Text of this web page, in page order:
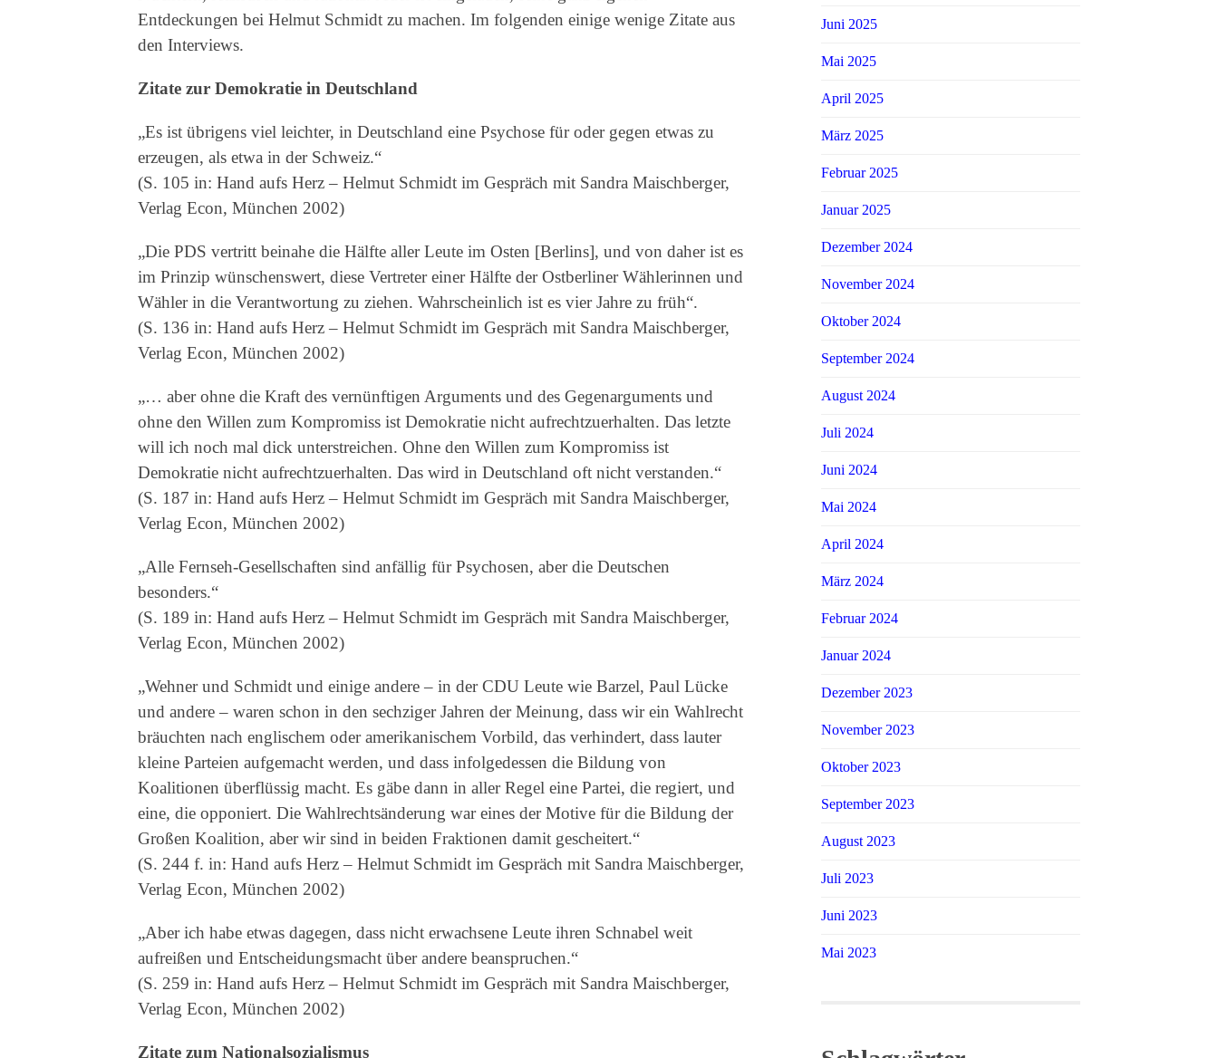
Entdeckungen bei Helmut Schmidt zu machen. Im folgenden einige wenige Zitate aus
den Interviews.
Zitate zur Demokratie in Deutschland
„Es ist übrigens viel leichter, in Deutschland eine Psychose für oder gegen etwas zu
erzeugen, als etwa in der Schweiz.“
(S. 105 in: Hand aufs Herz – Helmut Schmidt im Gespräch mit Sandra Maischberger,
Verlag Econ, München 2002)
„Die PDS vertritt beinahe die Hälfte aller Leute im Osten [Berlins], und von daher ist es
im Prinzip wünschenswert, diese Vertreter einer Hälfte der Ostberliner Wählerinnen und
Wähler in die Verantwortung zu ziehen. Wahrscheinlich ist es vier Jahre zu früh“.
(S. 136 in: Hand aufs Herz – Helmut Schmidt im Gespräch mit Sandra Maischberger,
Verlag Econ, München 2002)
„… aber ohne die Kraft des vernünftigen Arguments und des Gegenarguments und
ohne den Willen zum Kompromiss ist Demokratie nicht aufrechtzuerhalten. Das letzte
will ich noch mal dick unterstreichen. Ohne den Willen zum Kompromiss ist
Demokratie nicht aufrechtzuerhalten. Das wird in Deutschland oft nicht verstanden.“
(S. 187 in: Hand aufs Herz – Helmut Schmidt im Gespräch mit Sandra Maischberger,
Verlag Econ, München 2002)
„Alle Fernseh-Gesellschaften sind anfällig für Psychosen, aber die Deutschen
besonders.“
(S. 189 in: Hand aufs Herz – Helmut Schmidt im Gespräch mit Sandra Maischberger,
Verlag Econ, München 2002)
„Wehner und Schmidt und einige andere – in der CDU Leute wie Barzel, Paul Lücke
und andere – waren schon in den sechziger Jahren der Meinung, dass wir ein Wahlrecht
bräuchten nach englischem oder amerikanischem Vorbild, das verhindert, dass lauter
kleine Parteien aufgemacht werden, und dass infolgedessen die Bildung von
Koalitionen überflüssig macht. Es gäbe dann in aller Regel eine Partei, die regiert, und
eine, die opponiert. Die Wahlrechtsänderung war eines der Motive für die Bildung der
Großen Koalition, aber wir sind in beiden Fraktionen damit gescheitert.“
(S. 244 f. in: Hand aufs Herz – Helmut Schmidt im Gespräch mit Sandra Maischberger,
Verlag Econ, München 2002)
„Aber ich habe etwas dagegen, dass nicht erwachsene Leute ihren Schnabel weit
aufreißen und Entscheidungsmacht über andere beanspruchen.“
(S. 259 in: Hand aufs Herz – Helmut Schmidt im Gespräch mit Sandra Maischberger,
Verlag Econ, München 2002)
Zitate zum Nationalsozialismus
Juni 2025
Mai 2025
April 2025
März 2025
Februar 2025
Januar 2025
Dezember 2024
November 2024
Oktober 2024
September 2024
August 2024
Juli 2024
Juni 2024
Mai 2024
April 2024
März 2024
Februar 2024
Januar 2024
Dezember 2023
November 2023
Oktober 2023
September 2023
August 2023
Juli 2023
Juni 2023
Mai 2023